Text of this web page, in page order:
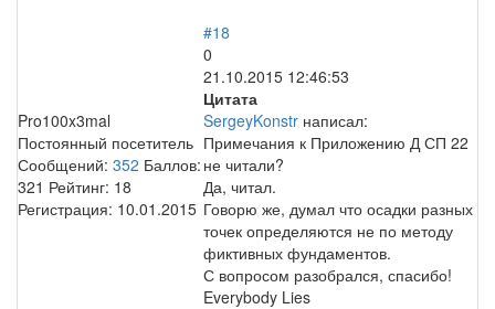
Pro100x3mal
Постоянный посетитель
Сообщений: 352 Баллов:
321 Рейтинг: 18
Регистрация: 10.01.2015
#18
0
21.10.2015 12:46:53
Цитата
SergeyKonstr написал:
Примечания к Приложению Д СП 22
не читали?
Да, читал.
Говорю же, думал что осадки разных
точек определяются не по методу
фиктивных фундаментов.
С вопросом разобрался, спасибо!
Everybody Lies